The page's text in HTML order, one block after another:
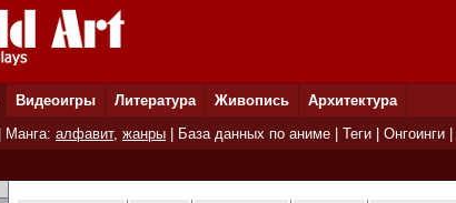
Видеоигры Литература Живопись Архитектура
| Манга: алфавит, жанры База данных по аниме Теги Онгоинги